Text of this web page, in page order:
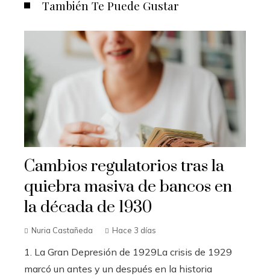
También Te Puede Gustar
Cambios regulatorios tras la
quiebra masiva de bancos en
la década de 1930
Nuria Castañeda Hace 3 días
1. La Gran Depresión de 1929La crisis de 1929
marcó un antes y un después en la historia